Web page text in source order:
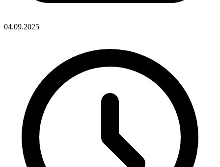
04.09.2025